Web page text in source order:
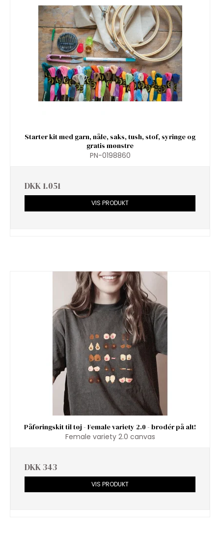
Starter kit med garn, nåle, saks, tush, stof, syringe og
gratis mønstre
PN-0198860
DKK 1.051
VIS PRODUKT
Påføringskit til tøj - Female variety 2.0 - brodér på alt!
Female variety 2.0 canvas
DKK 343
VIS PRODUKT